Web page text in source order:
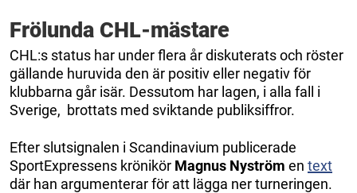
Frölunda CHL-mästare
CHL:s status har under flera år diskuterats och röster
gällande huruvida den är positiv eller negativ för
klubbarna går isär. Dessutom har lagen, i alla fall i
Sverige, brottats med sviktande publiksiffror.
Efter slutsignalen i Scandinavium publicerade
SportExpressens krönikör Magnus Nyström en text
där han argumenterar för att lägga ner turneringen.